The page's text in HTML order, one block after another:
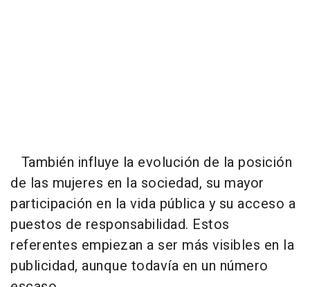
También influye la evolución de la posición
de las mujeres en la sociedad, su mayor
participación en la vida pública y su acceso a
puestos de responsabilidad. Estos
referentes empiezan a ser más visibles en la
publicidad, aunque todavía en un número